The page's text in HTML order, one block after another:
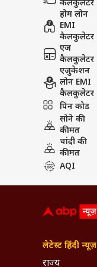
कैलकुलेटर
होम लोन
EMI
कैलकुलेटर
एज
कैलकुलेटर
एजुकेशन
लोन EMI
कैलकुलेटर
पिन कोड
सोने की
कीमत
चांदी की
कीमत
AQI
लेटेस्ट हिंदी न्यूज़
राज्य